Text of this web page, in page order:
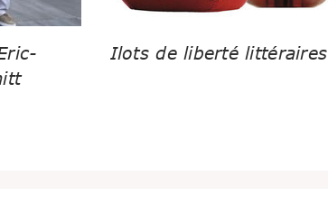
Ilots de liberté littéraires